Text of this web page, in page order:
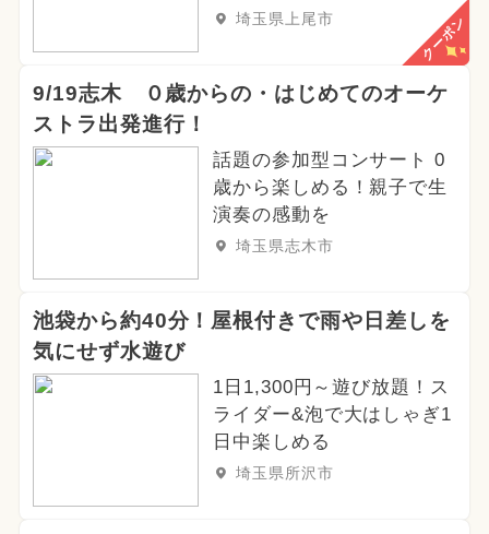
埼玉県上尾市 クーポン
9/19志木 ０歳からの・はじめてのオーケ
ストラ出発進行！
話題の参加型コンサート 0
歳から楽しめる！親子で生
演奏の感動を
埼玉県志木市
池袋から約40分！屋根付きで雨や日差しを
気にせず水遊び
1日1,300円～遊び放題！ス
ライダー&泡で大はしゃぎ1
日中楽しめる
埼玉県所沢市